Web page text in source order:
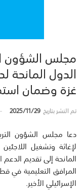
مجلس الشؤون
الدول المانحة
غزة وضمان
تم النشر بتاريخ2025/11/29
دعا مجلس الشؤون
لإغاثة وتشغيل
المانحة إلى تقديم
المرافق التعليمية في
الإسرائيلي الأخير.